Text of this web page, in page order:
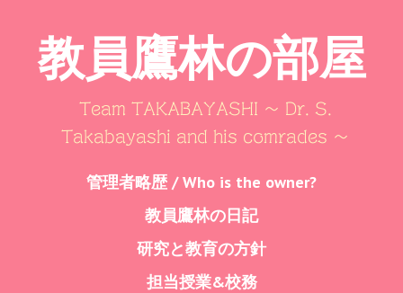
教員鷹林の部屋
Team TAKABAYASHI ～ Dr. S.
Takabayashi and his comrades ～
管理者略歴 / Who is the owner?
教員鷹林の日記
研究と教育の方針
担当授業&校務